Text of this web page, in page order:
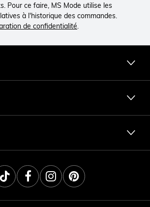
Pour ce faire, MS Mode utilise les
à l'historique des commandes.
de confidentialité.